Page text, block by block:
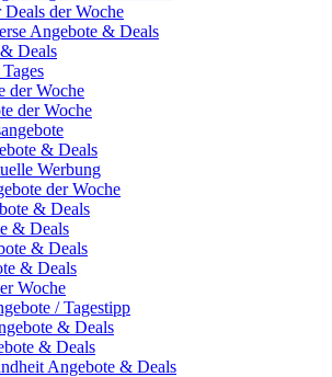
der Woche
Angebote & Deals
Deals
der Woche
der Woche
& Deals
Werbung
der Woche
& Deals
& Deals
& Deals
& Deals
Woche
/ Tagestipp
& Deals
& Deals
Angebote & Deals